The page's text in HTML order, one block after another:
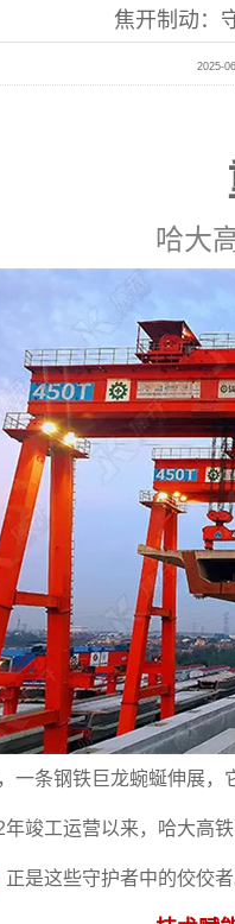
焦开制动：
2025-
哈大
一条钢铁巨龙蜿蜒伸展
竣工运营以来，哈大高
正是这些守护者中的佼佼者